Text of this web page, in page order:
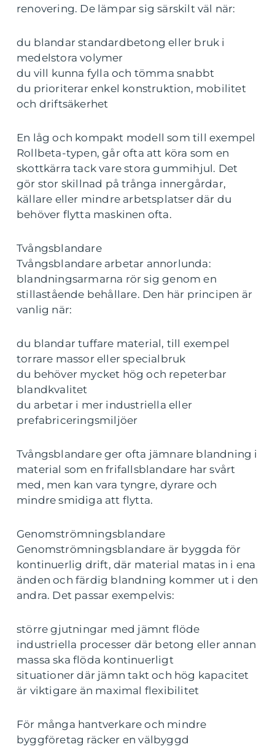
renovering. De lämpar sig särskilt väl när:
du blandar standardbetong eller bruk i
medelstora volymer
du vill kunna fylla och tömma snabbt
du prioriterar enkel konstruktion, mobilitet
och driftsäkerhet
En låg och kompakt modell som till exempel
Rollbeta-typen, går ofta att köra som en
skottkärra tack vare stora gummihjul. Det
gör stor skillnad på trånga innergårdar,
källare eller mindre arbetsplatser där du
behöver flytta maskinen ofta.
Tvångsblandare
Tvångsblandare arbetar annorlunda:
blandningsarmarna rör sig genom en
stillastående behållare. Den här principen är
vanlig när:
du blandar tuffare material, till exempel
torrare massor eller specialbruk
du behöver mycket hög och repeterbar
blandkvalitet
du arbetar i mer industriella eller
prefabriceringsmiljöer
Tvångsblandare ger ofta jämnare blandning i
material som en frifallsblandare har svårt
med, men kan vara tyngre, dyrare och
mindre smidiga att flytta.
Genomströmningsblandare
Genomströmningsblandare är byggda för
kontinuerlig drift, där material matas in i ena
änden och färdig blandning kommer ut i den
andra. Det passar exempelvis:
större gjutningar med jämnt flöde
industriella processer där betong eller annan
massa ska flöda kontinuerligt
situationer där jämn takt och hög kapacitet
är viktigare än maximal flexibilitet
För många hantverkare och mindre
byggföretag räcker en välbyggd